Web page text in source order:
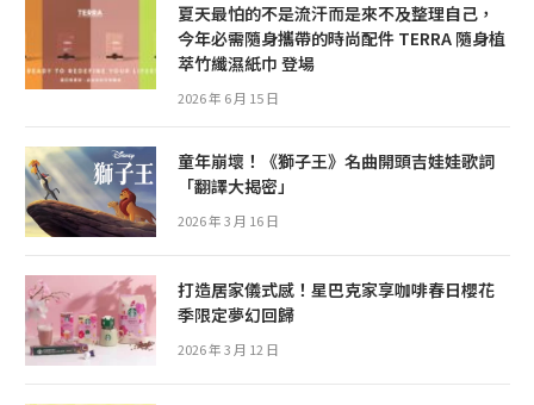
夏天最怕的不是流汗而是來不及整理自己，
今年必需隨身攜帶的時尚配件 TERRA 隨身植
萃竹纖濕紙巾 登場
2026 年 6 月 15 日
童年崩壞！《獅子王》名曲開頭吉娃娃歌詞
「翻譯大揭密」
2026 年 3 月 16 日
打造居家儀式感！星巴克家享咖啡春日櫻花
季限定夢幻回歸
2026 年 3 月 12 日